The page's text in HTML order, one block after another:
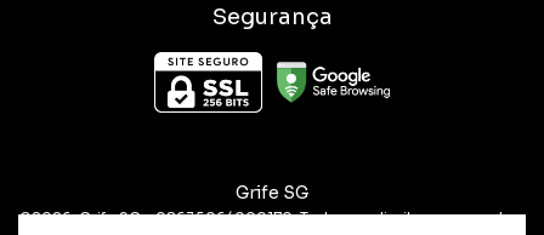
Segurança
Grife SG
©2026. Grife SG - 08635064000170. Todos os direitos reservados.